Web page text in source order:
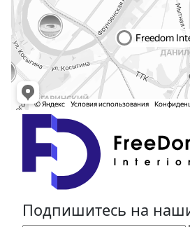
Подпишитесь на